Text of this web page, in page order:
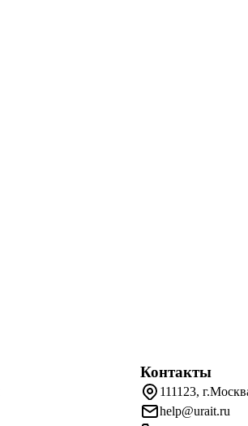
Контакты
111123,
help@urait.ru